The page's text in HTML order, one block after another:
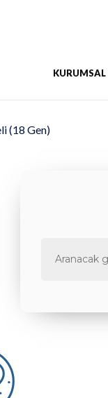
KURUMSAL
(18 Gen)